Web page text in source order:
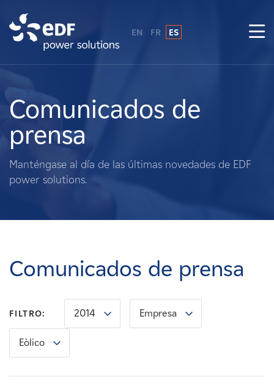
Sobre nosotros
Qué hacemos
Terratenientes
Carreras
Noticias
Contacte con
EN FR ES
Comunicados de
prensa
Manténgase al día de las últimas novedades de EDF
power solutions.
Comunicados de prensa
FILTRO: 2014 Empresa
Eòlico